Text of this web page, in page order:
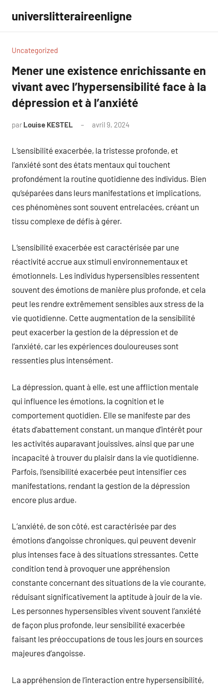
contenu
universlitteraireenligne
Uncategorized
Mener une existence enrichissante en
vivant avec l’hypersensibilité face à la
dépression et à l’anxiété
par Louise KESTEL avril 9, 2024
L’sensibilité exacerbée, la tristesse profonde, et
l’anxiété sont des états mentaux qui touchent
profondément la routine quotidienne des individus. Bien
qu’séparées dans leurs manifestations et implications,
ces phénomènes sont souvent entrelacées, créant un
tissu complexe de défis à gérer.
L’sensibilité exacerbée est caractérisée par une
réactivité accrue aux stimuli environnementaux et
émotionnels. Les individus hypersensibles ressentent
souvent des émotions de manière plus profonde, et cela
peut les rendre extrêmement sensibles aux stress de la
vie quotidienne. Cette augmentation de la sensibilité
peut exacerber la gestion de la dépression et de
l’anxiété, car les expériences douloureuses sont
ressenties plus intensément.
La dépression, quant à elle, est une affliction mentale
qui influence les émotions, la cognition et le
comportement quotidien. Elle se manifeste par des
états d’abattement constant, un manque d’intérêt pour
les activités auparavant jouissives, ainsi que par une
incapacité à trouver du plaisir dans la vie quotidienne.
Parfois, l’sensibilité exacerbée peut intensifier ces
manifestations, rendant la gestion de la dépression
encore plus ardue.
L’anxiété, de son côté, est caractérisée par des
émotions d’angoisse chroniques, qui peuvent devenir
plus intenses face à des situations stressantes. Cette
condition tend à provoquer une appréhension
constante concernant des situations de la vie courante,
réduisant significativement la aptitude à jouir de la vie.
Les personnes hypersensibles vivent souvent l’anxiété
de façon plus profonde, leur sensibilité exacerbée
faisant les préoccupations de tous les jours en sources
majeures d’angoisse.
La appréhension de l’interaction entre hypersensibilité,